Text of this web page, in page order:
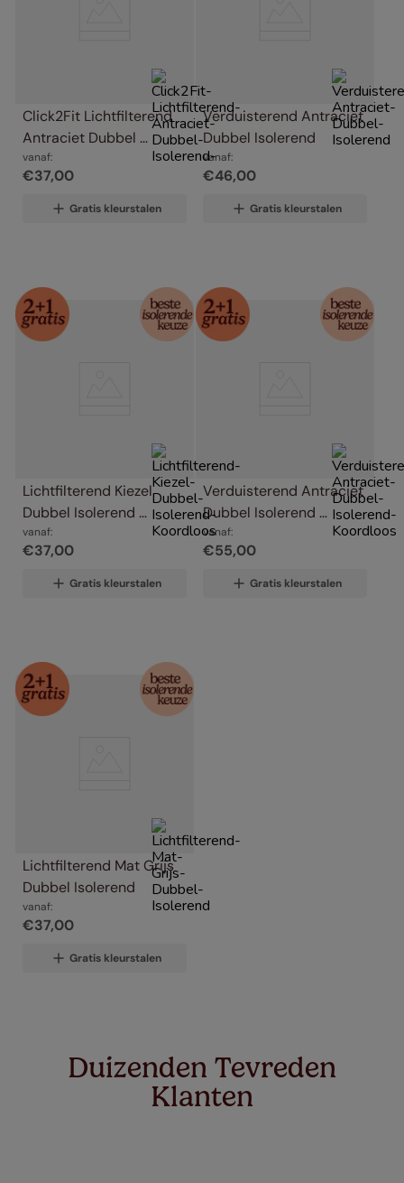
Click2Fit Lichtfilterend
Antraciet Dubbel
Isolerend
vanaf:
€37,00
Gratis kleurstalen
Verduisterend Antraciet
Dubbel Isolerend
vanaf:
€46,00
Gratis kleurstalen
Lichtfilterend Kiezel
Dubbel Isolerend
Koordloos
vanaf:
€37,00
Gratis kleurstalen
Verduisterend Antraciet
Dubbel Isolerend
Koordloos
vanaf:
€55,00
Gratis kleurstalen
Lichtfilterend Mat Grijs
Dubbel Isolerend
vanaf:
€37,00
Gratis kleurstalen
Duizenden Tevreden
Klanten